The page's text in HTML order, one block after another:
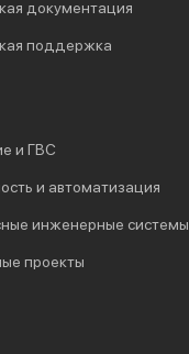
документация
поддержка
и ГВС
и автоматизация
инженерные системы
проекты